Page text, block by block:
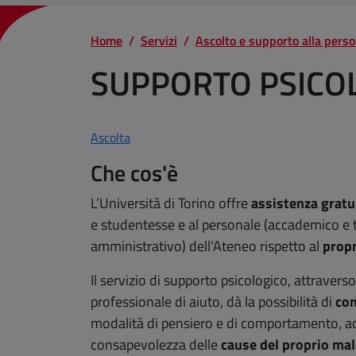
Home Servizi Ascolto e supporto alla
SUPPORTO
Ascolta
Che cos'è
L’Università di Torino offreassistenza
e studentesse e al personale (accademico e
amministrativo) dell'Ateneo rispetto al
Il servizio di supporto psicologico, attraverso
professionale di aiuto, dà la possibilità di
modalità di pensiero e di comportamento,
consapevolezza dellecause del proprio